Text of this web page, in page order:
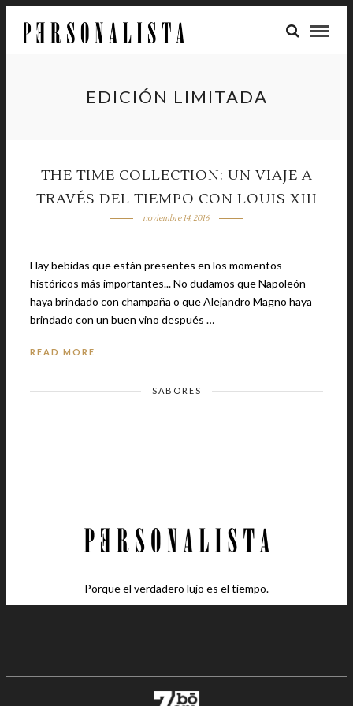
EDICIÓN LIMITADA
THE TIME COLLECTION: UN VIAJE A
TRAVÉS DEL TIEMPO CON LOUIS XIII
noviembre 14, 2016
Hay bebidas que están presentes en los momentos
históricos más importantes... No dudamos que Napoleón
haya brindado con champaña o que Alejandro Magno haya
brindado con un buen vino después …
READ MORE
SABORES
Porque el verdadero lujo es el tiempo.